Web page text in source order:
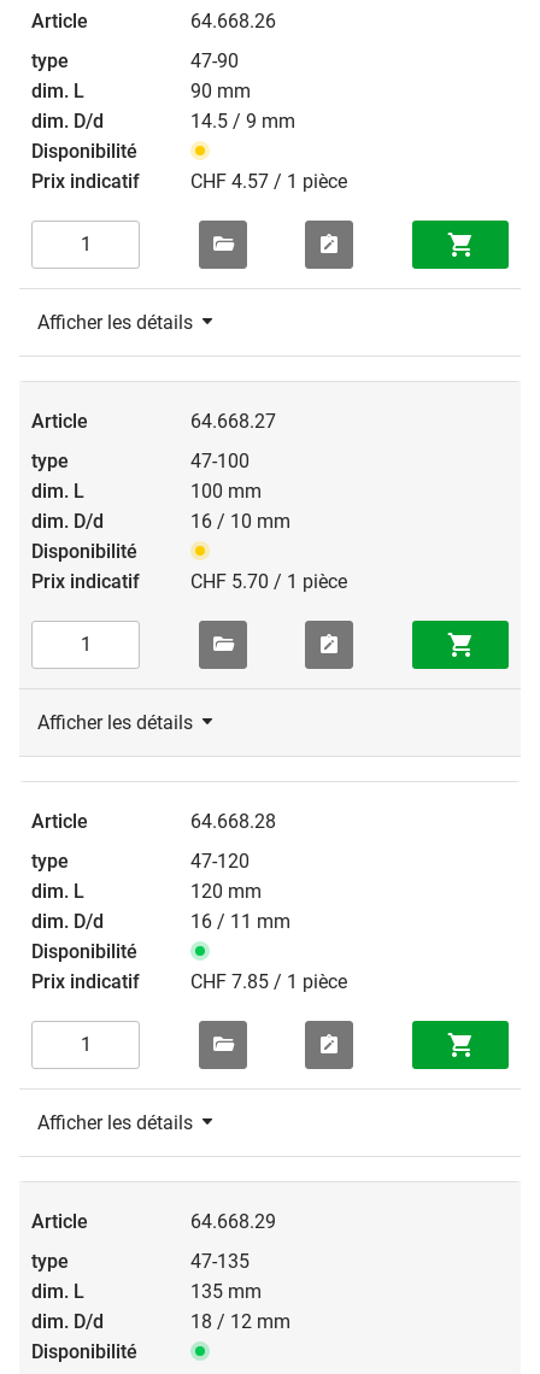
64.668.26
47-90
90 mm
14.5 / 9 mm
CHF 4.57 / 1 pièce
Afficher les détails
64.668.27
47-100
100 mm
16 / 10 mm
CHF 5.70 / 1 pièce
Afficher les détails
64.668.28
47-120
120 mm
16 / 11 mm
CHF 7.85 / 1 pièce
Afficher les détails
64.668.29
47-135
135 mm
18 / 12 mm